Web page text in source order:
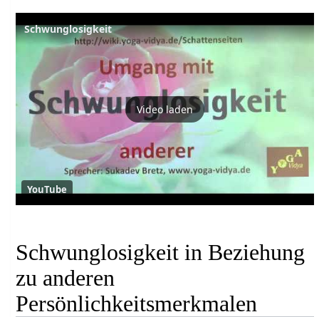
Schwunglosigkeit
Video laden
YouTube
Schwunglosigkeit in Beziehung
zu anderen
Persönlichkeitsmerkmalen